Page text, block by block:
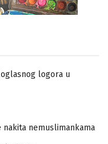
logora u
nemuslimankama